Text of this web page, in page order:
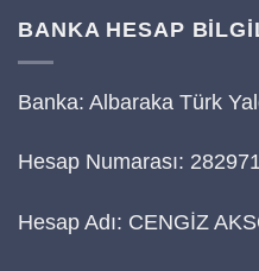
BANKA HESAP
Banka: Albaraka Türk
Hesap Numarası:
Hesap Adı: CENGİZ